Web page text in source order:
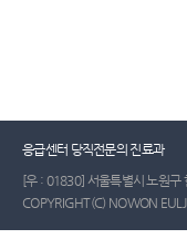
응급센터 당직전문의 진료과
[우 : 01830] 서울특별시 노원구
COPYRIGHT(C) NOWON